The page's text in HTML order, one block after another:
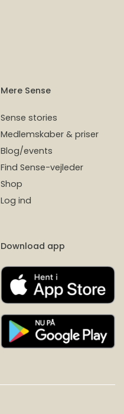
Mere Sense
Sense stories
Medlemskaber & priser
Blog/events
Find Sense-vejleder
Shop
Log ind
Download app